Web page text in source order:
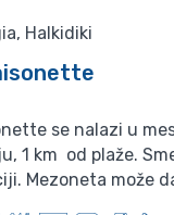
Halkidiki
se nalazi u
1 km od plaže.
Mezoneta može